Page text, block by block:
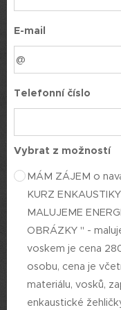
E-mail
Telefonní číslo
Vybrat z možností
MÁM ZÁJEM o
KURZ
MALUJEME
OBRÁZKY " -
voskem je cena
osobu, cena je
materiálu, vosků,
enkaustické